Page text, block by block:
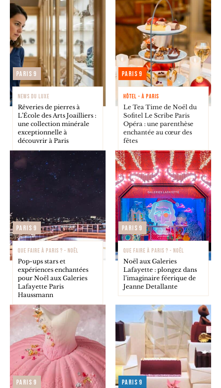
Paris 9
NEWS DU LUXE
Rêveries de pierres à
L’École des Arts Joailliers :
une collection minérale
exceptionnelle à
découvrir à Paris
Paris 9
HÔTEL - À PARIS
Le Tea Time de Noël du
Sofitel Le Scribe Paris
Opéra : une parenthèse
enchantée au cœur des
fêtes
Paris 9
QUE FAIRE À PARIS ? - NOËL
Pop-ups stars et
expériences enchantées
pour Noël aux Galeries
Lafayette Paris
Haussmann
Paris 9
QUE FAIRE À PARIS ? - NOËL
Noël aux Galeries
Lafayette : plongez dans
l’imaginaire féerique de
Jeanne Detallante
Paris 9 Paris 9